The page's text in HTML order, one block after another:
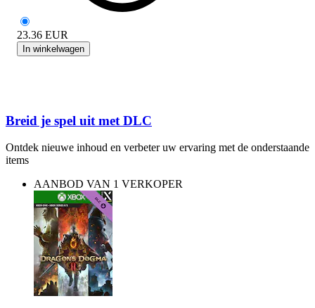
23.36 EUR
In winkelwagen
Breid je spel uit met DLC
Ontdek nieuwe inhoud en verbeter uw ervaring met de onderstaande
items
AANBOD VAN 1 VERKOPER